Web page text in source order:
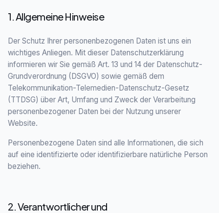
1. Allgemeine Hinweise
Der Schutz Ihrer personenbezogenen Daten ist uns ein
wichtiges Anliegen. Mit dieser Datenschutzerklärung
informieren wir Sie gemäß Art. 13 und 14 der Datenschutz-
Grundverordnung (DSGVO) sowie gemäß dem
Telekommunikation-Telemedien-Datenschutz-Gesetz
(TTDSG) über Art, Umfang und Zweck der Verarbeitung
personenbezogener Daten bei der Nutzung unserer
Website.
Personenbezogene Daten sind alle Informationen, die sich
auf eine identifizierte oder identifizierbare natürliche Person
beziehen.
2. Verantwortlicher und